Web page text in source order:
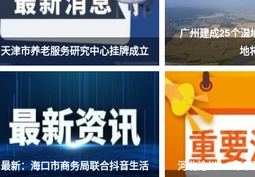
天津市养老服务研究中心挂牌成立
广州建成25个湿
地
最新：海口市商务局联合抖音生活
河北沧州：5年